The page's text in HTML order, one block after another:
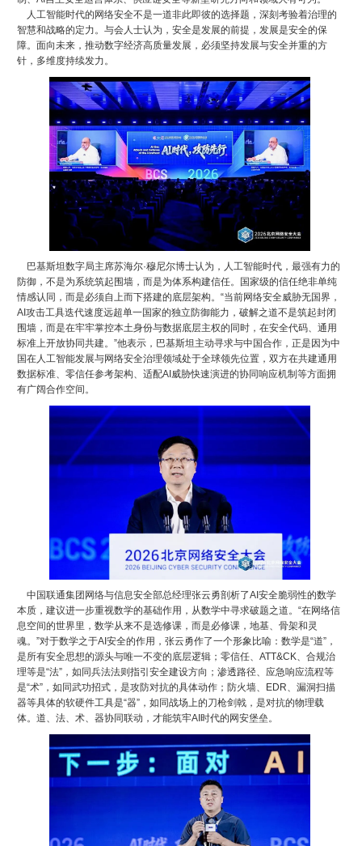
人工智能时代的网络安全不是一道非此即彼的选择题，深刻考验着治理的
智慧和战略的定力。与会人士认为，安全是发展的前提，发展是安全的保
障。面向未来，推动数字经济高质量发展，必须坚持发展与安全并重的方
针，多维度持续发力。
巴基斯坦数字局主席苏海尔·穆尼尔博士认为，人工智能时代，最强有力的
防御，不是为系统筑起围墙，而是为体系构建信任。国家级的信任绝非单纯
情感认同，而是必须自上而下搭建的底层架构。“当前网络安全威胁无国界，
AI攻击工具迭代速度远超单一国家的独立防御能力，破解之道不是筑起封闭
围墙，而是在牢牢掌控本土身份与数据底层主权的同时，在安全代码、通用
标准上开放协同共建。”他表示，巴基斯坦主动寻求与中国合作，正是因为中
国在人工智能发展与网络安全治理领域处于全球领先位置，双方在共建通用
数据标准、零信任参考架构、适配AI威胁快速演进的协同响应机制等方面拥
有广阔合作空间。
中国联通集团网络与信息安全部总经理张云勇剖析了AI安全脆弱性的数学
本质，建议进一步重视数学的基础作用，从数学中寻求破题之道。“在网络信
息空间的世界里，数学从来不是选修课，而是必修课，地基、骨架和灵
魂。”对于数学之于AI安全的作用，张云勇作了一个形象比喻：数学是“道”，
是所有安全思想的源头与唯一不变的底层逻辑；零信任、ATT&CK、合规治
理等是“法”，如同兵法法则指引安全建设方向；渗透路径、应急响应流程等
是“术”，如同武功招式，是攻防对抗的具体动作；防火墙、EDR、漏洞扫描
器等具体的软硬件工具是“器”，如同战场上的刀枪剑戟，是对抗的物理载
体。道、法、术、器协同联动，才能筑牢AI时代的网安堡垒。